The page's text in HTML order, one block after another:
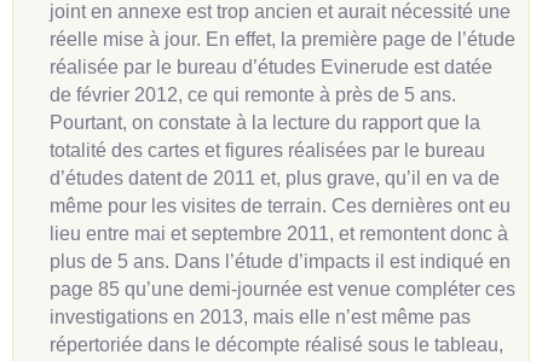
joint en annexe est trop ancien et aurait nécessité une
réelle mise à jour. En effet, la première page de l’étude
réalisée par le bureau d’études Evinerude est datée
de février 2012, ce qui remonte à près de 5 ans.
Pourtant, on constate à la lecture du rapport que la
totalité des cartes et figures réalisées par le bureau
d’études datent de 2011 et, plus grave, qu’il en va de
même pour les visites de terrain. Ces dernières ont eu
lieu entre mai et septembre 2011, et remontent donc à
plus de 5 ans. Dans l’étude d’impacts il est indiqué en
page 85 qu’une demi-journée est venue compléter ces
investigations en 2013, mais elle n’est même pas
répertoriée dans le décompte réalisé sous le tableau,